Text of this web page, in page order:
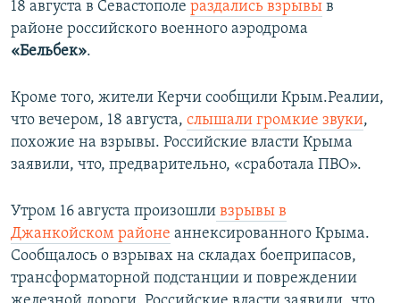
18 августа в Севастополе раздались взрывы в
районе российского военного аэродрома
«Бельбек».
Кроме того, жители Керчи сообщили Крым.Реалии,
что вечером, 18 августа, слышали громкие звуки,
похожие на взрывы. Российские власти Крыма
заявили, что, предварительно, «сработала ПВО».
Утром 16 августа произошли взрывы в
Джанкойском районе аннексированного Крыма.
Сообщалось о взрывах на складах боеприпасов,
трансформаторной подстанции и повреждении